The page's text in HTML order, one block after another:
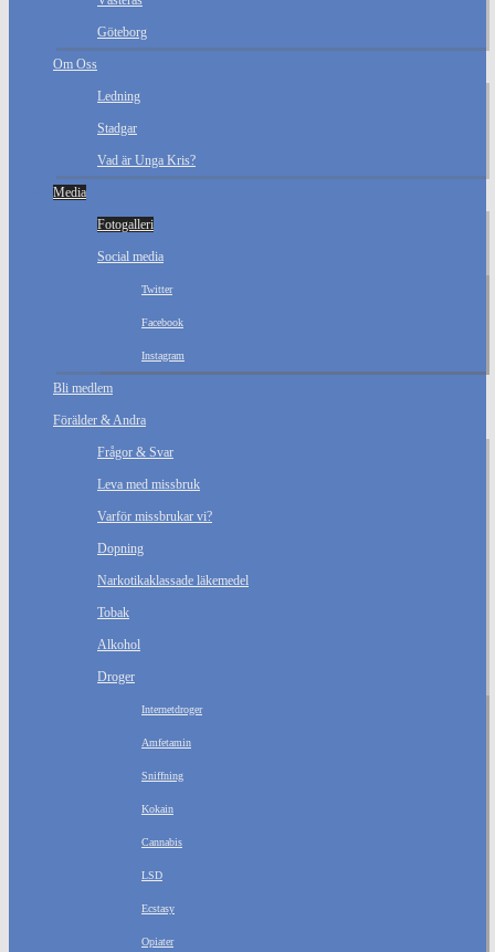
Göteborg
Om Oss
Ledning
Stadgar
Vad är Unga Kris?
Media
Fotogalleri
Social media
Twitter
Facebook
Instagram
Bli medlem
Förälder & Andra
Frågor & Svar
Leva med missbruk
Varför missbrukar vi?
Dopning
Narkotikaklassade läkemedel
Tobak
Alkohol
Droger
Internetdroger
Amfetamin
Sniffning
Kokain
Cannabis
LSD
Ecstasy
Opiater